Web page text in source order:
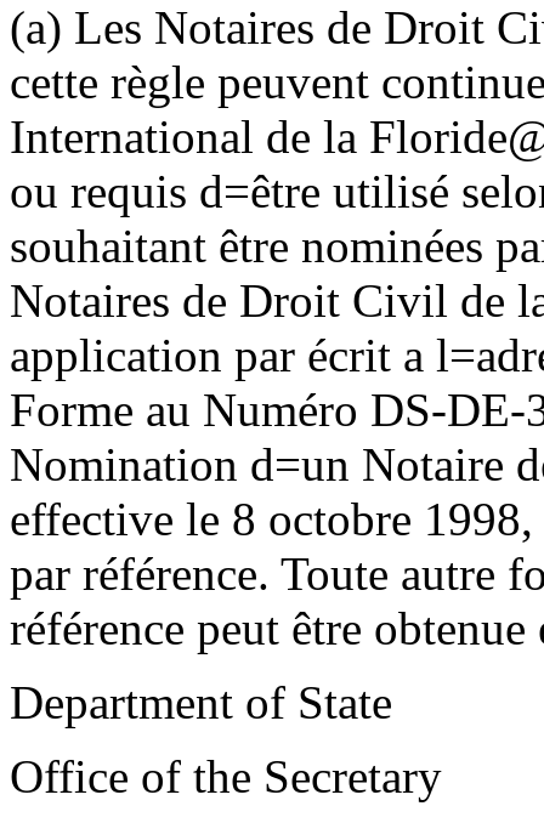
(a) Les Notaires de Droit
cette règle peuvent
International de la Floride
ou requis d=être utilisé
souhaitant être nominées
Notaires de Droit Civil de
application par écrit a l=
Forme au Numéro DS-
Nomination d=un Notaire
effective le 8 octobre
par référence. Toute autre
référence peut être
Department of State
Office of the Secretary